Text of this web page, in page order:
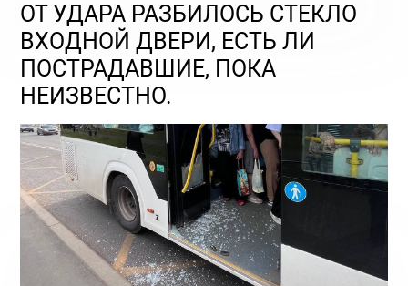
ОТ УДАРА РАЗБИЛОСЬ СТЕКЛО
ВХОДНОЙ ДВЕРИ, ЕСТЬ ЛИ
ПОСТРАДАВШИЕ, ПОКА
НЕИЗВЕСТНО.